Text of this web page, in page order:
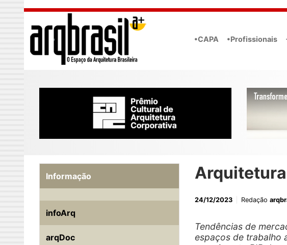
Skip to main content
•CAPA •Profissionais
24/12/2023 Redação
Tendências de
espaços de trabalho
Informação
infoArq
arqDoc